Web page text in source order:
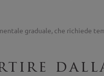
graduale, che richiede